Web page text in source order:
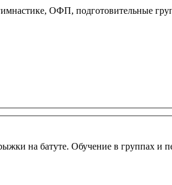
гимнастике, ОФП,
на батуте. Обучение в группах и